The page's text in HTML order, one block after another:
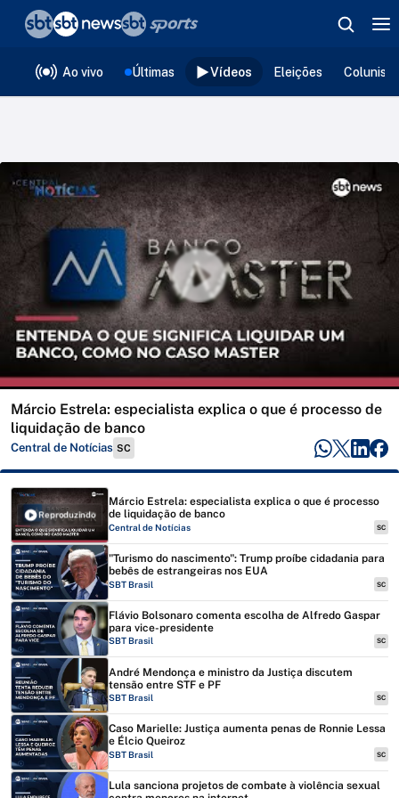
Ao vivo Últimas Vídeos Eleições
Márcio Estrela: especialista explica o que é processo de
liquidação de banco
Central de Notícias SC
Reproduzindo
Márcio Estrela: especialista explica o que é processo
de liquidação de banco
Central de Notícias SC
"Turismo do nascimento": Trump proíbe cidadania para
bebês de estrangeiras nos EUA
SBT Brasil SC
Flávio Bolsonaro comenta escolha de Alfredo Gaspar
para vice-presidente
SBT Brasil SC
André Mendonça e ministro da Justiça discutem
tensão entre STF e PF
SBT Brasil SC
Caso Marielle: Justiça aumenta penas de Ronnie Lessa
e Élcio Queiroz
SBT Brasil SC
Lula sanciona projetos de combate à violência sexual
❮voltar
Editorias